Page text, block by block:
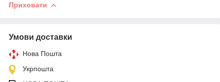
Приховати
Умови доставки
Нова Пошта
Укрпошта